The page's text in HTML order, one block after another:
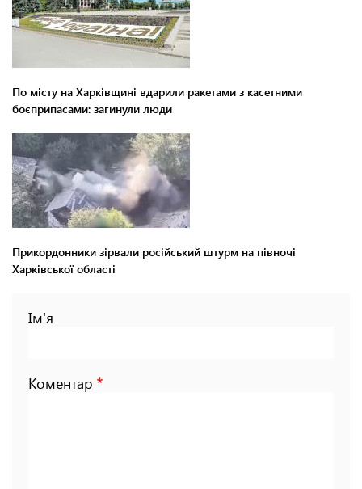
По місту на Харківщині вдарили ракетами з касетними
боєприпасами: загинули люди
Прикордонники зірвали російський штурм на півночі
Харківської області
Ім'я
Коментар